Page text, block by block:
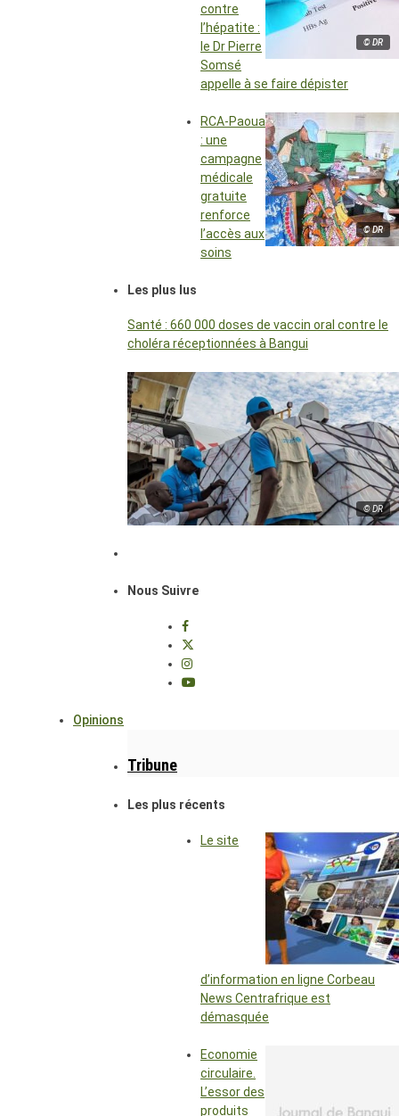
© DR
contre
l’hépatite :
le Dr Pierre
Somsé
appelle à se faire dépister
© DR
RCA-Paoua
: une
campagne
médicale
gratuite
renforce
l’accès aux
soins
Les plus lus
Santé : 660 000 doses de vaccin oral contre le
choléra réceptionnées à Bangui
© DR
Nous Suivre
Opinions
Tribune
Les plus récents
Le site
d’information en ligne Corbeau
News Centrafrique est
démasquée
Economie
circulaire.
L’essor des
produits